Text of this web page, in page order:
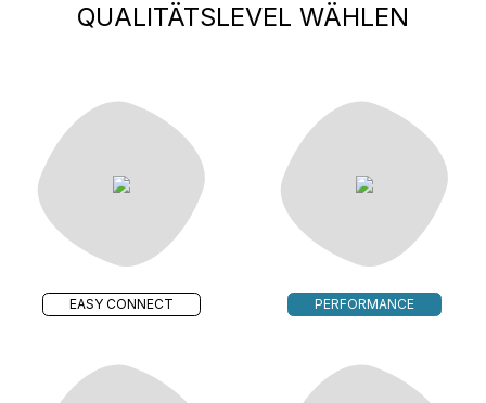
QUALITÄTSLEVEL WÄHLEN
EASY CONNECT PERFORMANCE